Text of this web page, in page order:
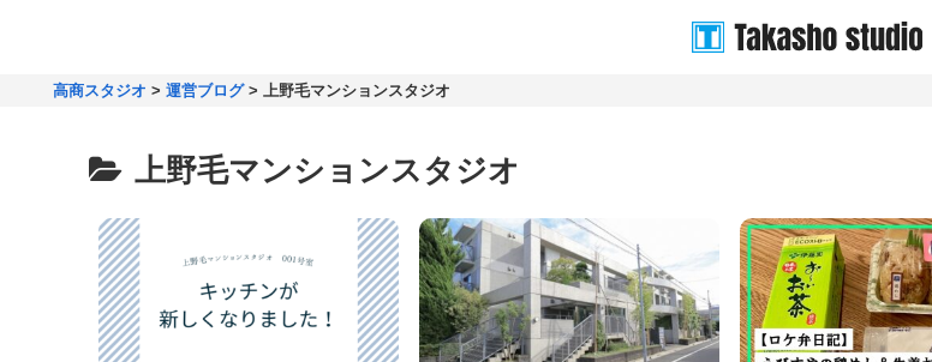
高商スタジオ > 運営ブログ> 上野毛マンションスタジオ
上野毛マンションスタジオ